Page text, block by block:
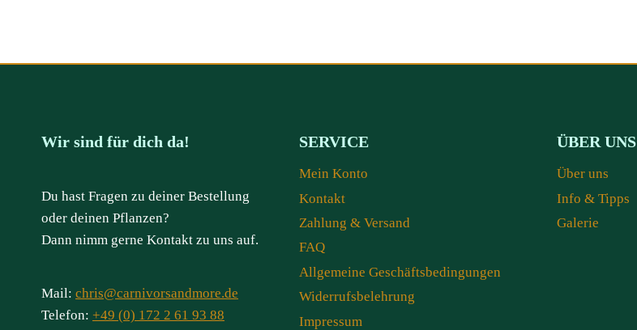
Wir sind für dich da!
Du hast Fragen zu deiner Bestellung
oder deinen Pflanzen?
Dann nimm gerne Kontakt zu uns auf.
Mail: chris@carnivorsandmore.de
Telefon: +49 (0) 172 2 61 93 88
SERVICE
Mein Konto
Kontakt
Zahlung & Versand
FAQ
Allgemeine Geschäftsbedingungen
Widerrufsbelehrung
Impressum
ÜBER UNS
Über uns
Info & Tipps
Galerie